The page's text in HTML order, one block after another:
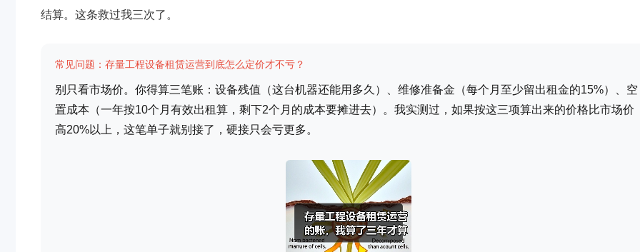
结算。这条救过我三次了。
常见问题：存量工程设备租赁运营到底怎么定价才不亏？
别只看市场价。你得算三笔账：设备残值（这台机器还能用多久）、维修准备金（每个月至少留出租金的15%）、空
置成本（一年按10个月有效出租算，剩下2个月的成本要摊进去）。我实测过，如果按这三项算出来的价格比市场价
高20%以上，这笔单子就别接了，硬接只会亏更多。